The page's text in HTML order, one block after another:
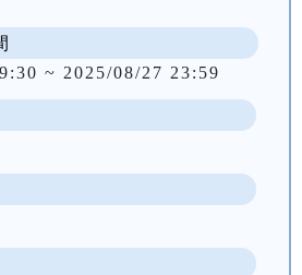
~ 2025/08/27 23:59